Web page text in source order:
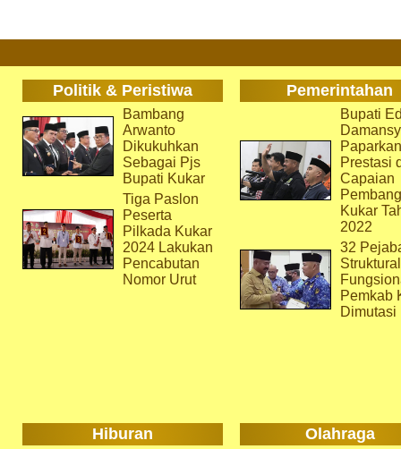
Politik & Peristiwa Pemerintahan
Bambang
Arwanto
Dikukuhkan
Sebagai Pjs
Bupati Kukar
Tiga Paslon
Peserta
Pilkada Kukar
2024 Lakukan
Pencabutan
Nomor Urut
Bupati
Paparkan
Prestasi
Capaian
Kukar
2022
32
Pemkab
Dimutasi
Hiburan Olahraga